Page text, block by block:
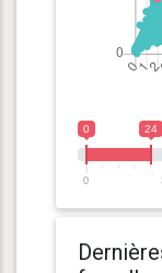
0 24
0